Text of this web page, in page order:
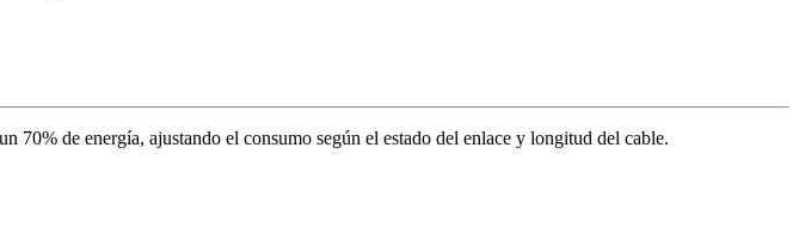
70% de energía, ajustando el consumo según el estado del enlace y longitud del cable.